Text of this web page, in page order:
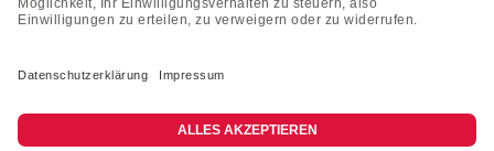
KONTAKT
Montag-Freitag 10:00-18:00 Uhr
+49 (0)2133 210433
shop@dienadel.de